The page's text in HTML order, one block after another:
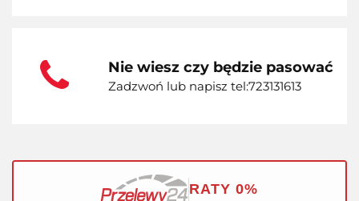
Nie wiesz czy będzie pasować
Zadzwoń lub napisz tel:723131613
RATY 0%